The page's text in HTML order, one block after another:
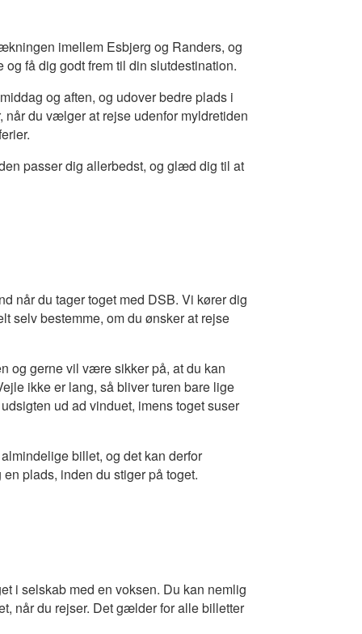
imellem Esbjerg og Randers, og
få dig godt frem til din slutdestination.
og aften, og udover bedre plads i
du vælger at rejse udenfor myldretiden
passer dig allerbedst, og glæd dig til at
når du tager toget med DSB. Vi kører dig
selv bestemme, om du ønsker at rejse
og gerne vil være sikker på, at du kan
ikke er lang, så bliver turen bare lige
ud ad vinduet, imens toget suser
billet, og det kan derfor
plads, inden du stiger på toget.
i selskab med en voksen. Du kan nemlig
når du rejser. Det gælder for alle billetter